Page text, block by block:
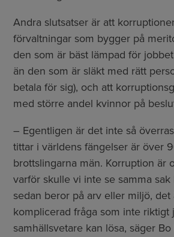
Andra slutsatser är att
förvaltningar som bygger på
den som är bäst lämpad för
än den som är släkt med rätt
betala för sig), och att
med större andel kvinnor på
– Egentligen är det inte så
tittar i världens fängelser är över
brottslingarna män. Korruption är
varför skulle vi inte se samma
sedan beror på arv eller miljö, det
komplicerad fråga som inte riktigt
samhällsvetare kan lösa, säger Bo